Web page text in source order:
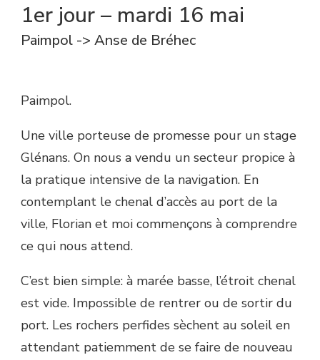
1er jour – mardi 16 mai
Paimpol -> Anse de Bréhec
Paimpol.
Une ville porteuse de promesse pour un stage
Glénans. On nous a vendu un secteur propice à
la pratique intensive de la navigation. En
contemplant le chenal d’accès au port de la
ville, Florian et moi commençons à comprendre
ce qui nous attend.
C’est bien simple: à marée basse, l’étroit chenal
est vide. Impossible de rentrer ou de sortir du
port. Les rochers perfides sèchent au soleil en
attendant patiemment de se faire de nouveau